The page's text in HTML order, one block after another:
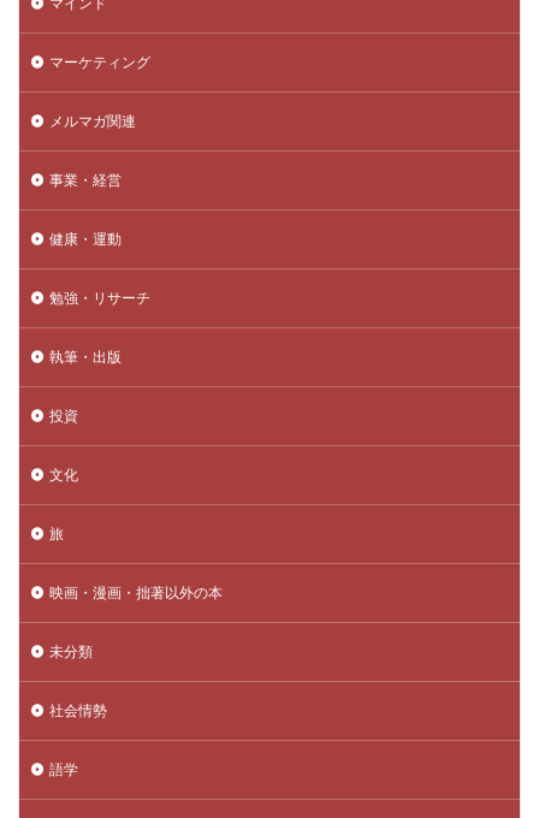
マーケティング
メルマガ関連
事業・経営
健康・運動
勉強・リサーチ
執筆・出版
投資
文化
旅
映画・漫画・拙著以外の本
未分類
社会情勢
語学